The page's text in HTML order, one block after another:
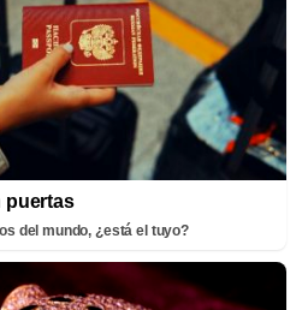
puertas
del mundo, ¿está el tuyo?